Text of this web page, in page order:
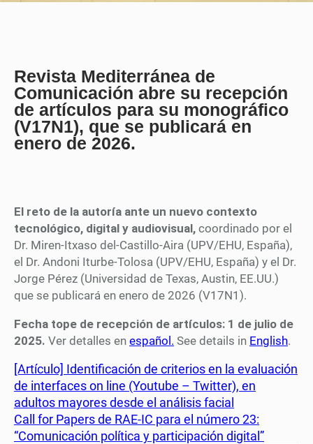
Revista Mediterránea de
Comunicación abre su recepción
de artículos para su monográfico
(V17N1), que se publicará en
enero de 2026.
El reto de la autoría ante un nuevo contexto
tecnológico, digital y audiovisual, coordinado por el
Dr. Miren-Itxaso del-Castillo-Aira (UPV/EHU, España),
el Dr. Andoni Iturbe-Tolosa (UPV/EHU, España) y el Dr.
Jorge Pérez (Universidad de Texas, Austin, EE.UU.)
que se publicará en enero de 2026 (V17N1).
Fecha tope de recepción de artículos: 1 de julio de
2025. Ver detalles en español. See details in English.
[Artículo] Identificación de criterios en la evaluación
de interfaces on line (Youtube – Twitter), en
adultos mayores desde el análisis facial
Call for Papers de RAE-IC para el número 23:
“Comunicación política y participación digital”